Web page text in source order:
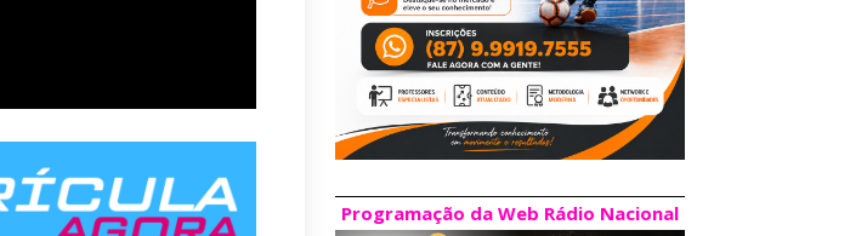
Programação da Web Rádio Nacional